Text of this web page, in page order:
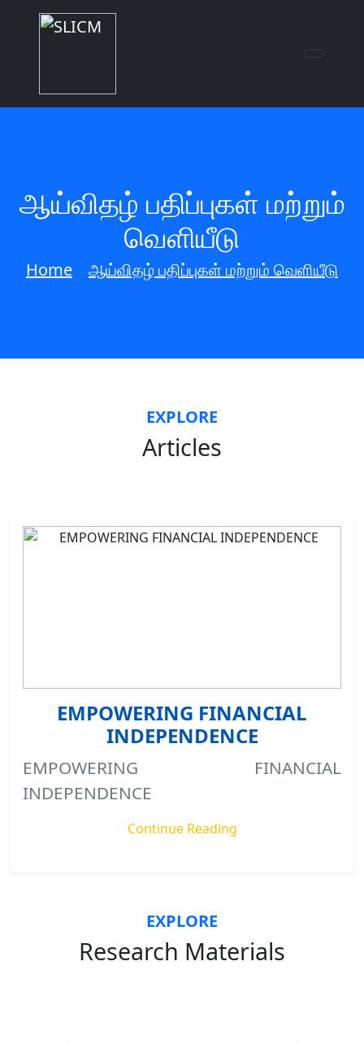
ஆய்விதழ் பதிப்புகள் மற்றும்
வெளியீடு
Home ஆய்விதழ் பதிப்புகள் மற்றும் வெளியீடு
EXPLORE
Articles
EMPOWERING FINANCIAL
INDEPENDENCE
EMPOWERING FINANCIAL
INDEPENDENCE
Continue Reading
EXPLORE
Research Materials